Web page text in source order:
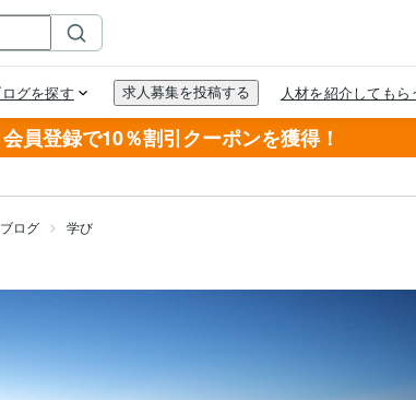
会員登録で10％割引クーポンを獲得！
ブログ 学び